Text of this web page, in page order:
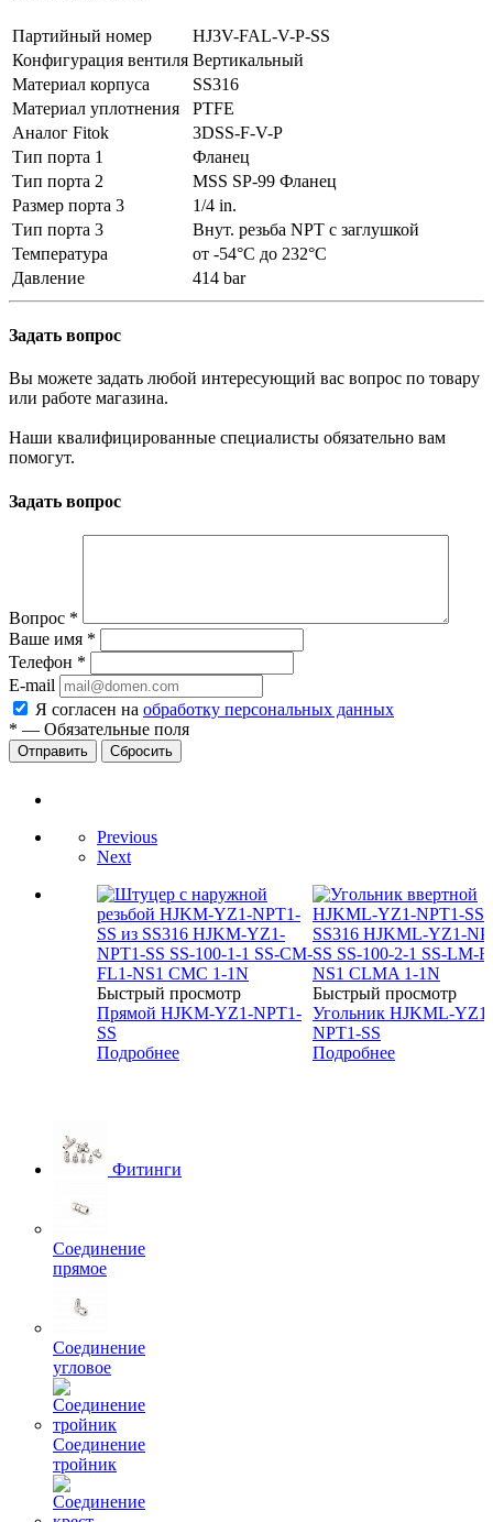
Партийный номер
HJ3V-FAL-V-P-SS
Конфигурация вентиля Вертикальный
Материал корпуса
SS316
Материал уплотнения
PTFE
Аналог Fitok
3DSS-F-V-P
Тип порта 1
Фланец
Тип порта 2
MSS SP-99 Фланец
Размер порта 3
1/4 in.
Тип порта 3
Внут. резьба NPT с заглушкой
Температура
от -54°C до 232°C
Давление
414 bar
Задать вопрос
Вы можете задать любой интересующий вас вопрос по товару
или работе магазина.
Наши квалифицированные специалисты обязательно вам
помогут.
Задать вопрос
Вопрос *
Ваше имя *
Телефон *
E-mail
Я согласен на обработку персональных данных
* — Обязательные поля
Сбросить
Previous
Next
Быстрый просмотр
Прямой HJKM-YZ1-NPT1-
SS
Подробнее
Быстрый просмотр
Угольник HJKML-YZ1-
NPT1-SS
Подробнее
Фитинги
Соединение
прямое
Соединение
угловое
Соединение
тройник